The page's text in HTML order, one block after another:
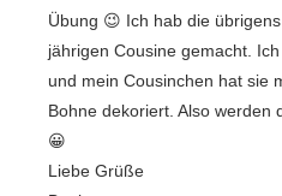
Übung 😉 Ich hab die
jährigen Cousine gemacht.
und mein Cousinchen hat sie
Bohne dekoriert. Also werden
😀
Liebe Grüße